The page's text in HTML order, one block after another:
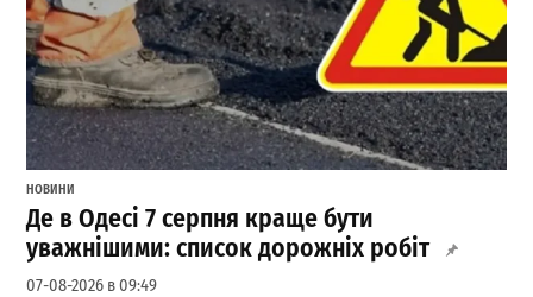
НОВИНИ
Де в Одесі 7 серпня краще бути
уважнішими: список дорожніх робіт
07-08-2026 в 09:49